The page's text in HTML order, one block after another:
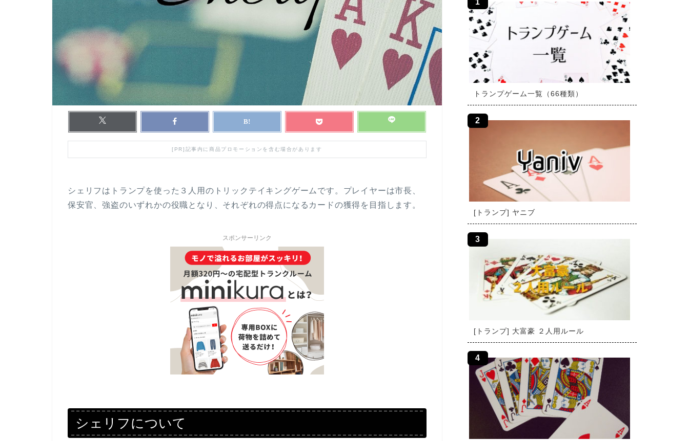
[PR]記事内に商品プロモーションを含む場合があります
シェリフはトランプを使った３人用のトリックテイキングゲームです。プレイヤーは市長、
保安官、強盗のいずれかの役職となり、それぞれの得点になるカードの獲得を目指します。
スポンサーリンク
シェリフについて
トランプゲーム一覧（66種類）
[トランプ] ヤニブ
[トランプ] 大富豪 ２人用ルール